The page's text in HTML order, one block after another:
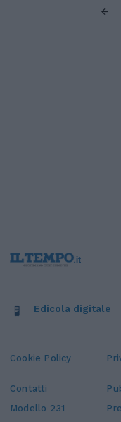
Cookie Policy
Contatti
Modello 231
Edicola digitale